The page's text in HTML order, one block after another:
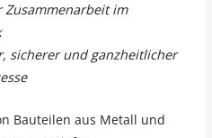
im
sicherer und ganzheitlicher
Bauteilen aus Metall und